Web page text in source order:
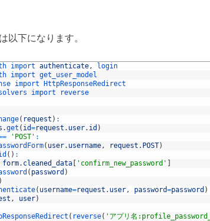
以下になります。
import authenticate,
login
import get_user_model
import
HttpResponseRedirect
import
reverse
( request ) :
.get ( id=request . user. id )
'POST' :
( user. username, request . POST)
( ) :
form. cleaned_data 'confirm_new_password'
( password )
)
( username=request . user, password=password )
, user)
( reverse( 'アプリ名